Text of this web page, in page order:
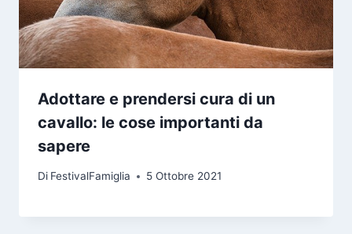
Adottare e prendersi cura di un
cavallo: le cose importanti da
sapere
Di FestivalFamiglia 5 Ottobre 2021